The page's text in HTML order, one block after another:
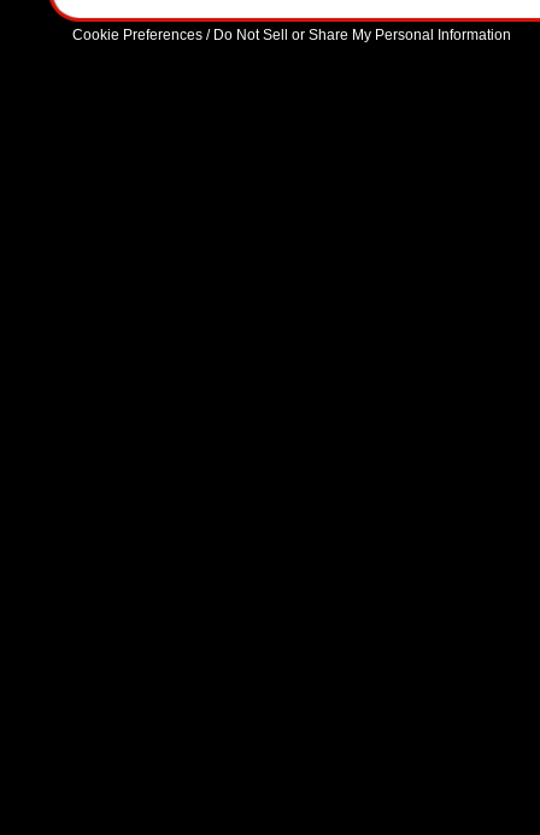
Cookie Preferences / Do Not Sell or Share My Personal Information